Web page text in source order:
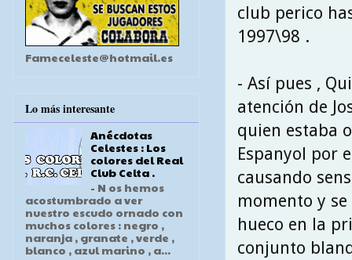
club perico
1997\98 .
- Así pues ,
atención de
quien estaba
Espanyol por
causando
momento y
hueco en la
conjunto
Fameceleste@hotmail.es
Lo más interesante
Anécdotas
Celestes : Los
colores del Real
Club Celta .
- N os hemos
acostumbrado a ver
nuestro escudo ornado con
muchos colores : negro ,
naranja , granate , verde ,
blanco , azul marino , a...